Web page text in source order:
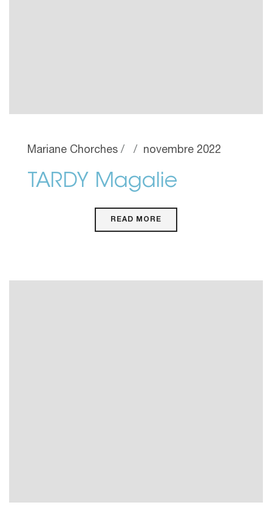
Mariane Chorches novembre 2022
TARDY Magalie
READ MORE